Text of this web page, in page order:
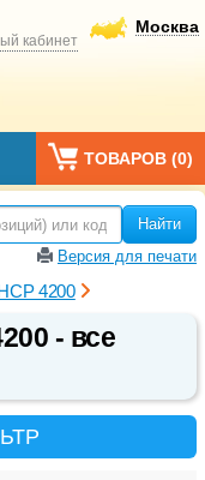
Москва
кабинет
ТОВАРОВ (0)
Найти
Версия для печати
4200
- все